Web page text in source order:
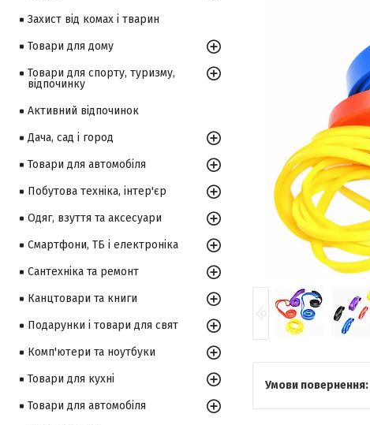
Захист від комах і тварин
Товари для дому
Товари для спорту, туризму,
відпочинку
Активний відпочинок
Дача, сад і город
Товари для автомобіля
Побутова техніка, інтер'єр
Одяг, взуття та аксесуари
Смартфони, ТБ і електроніка
Сантехніка та ремонт
Канцтовари та книги
Подарунки і товари для свят
Комп'ютери та ноутбуки
Товари для кухні
Товари для автомобіля